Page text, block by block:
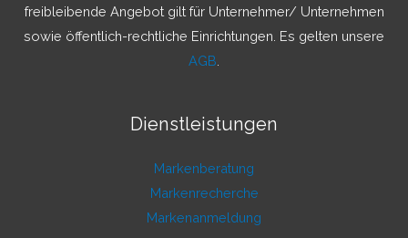
hfreibleibende Angebot gilt für Unternehmer/ Unternehmen
sowie öffentlich-rechtliche Einrichtungen. Es gelten unsere
AGB
Dienstleistungen
Markenberatung
Markenrecherche
Markenanmeldung